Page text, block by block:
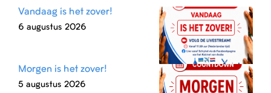
Vandaag is het zover!
6 augustus 2026
Morgen is het zover!
5 augustus 2026